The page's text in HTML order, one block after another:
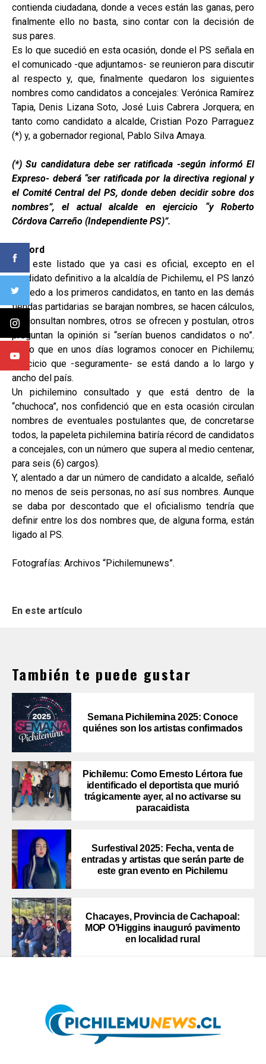
contienda ciudadana, donde a veces están las ganas, pero
finalmente ello no basta, sino contar con la decisión de
sus pares.
Es lo que sucedió en esta ocasión, donde el PS señala en
el comunicado -que adjuntamos- se reunieron para discutir
al respecto y, que, finalmente quedaron los siguientes
nombres como candidatos a concejales: Verónica Ramírez
Tapia, Denis Lizana Soto, José Luis Cabrera Jorquera; en
tanto como candidato a alcalde, Cristian Pozo Parraguez
(*) y, a gobernador regional, Pablo Silva Amaya.
(*) Su candidatura debe ser ratificada -según informó El
Expreso- deberá “ser ratificada por la directiva regional y
el Comité Central del PS, donde deben decidir sobre dos
nombres”, el actual alcalde en ejercicio “y Roberto
Córdova Carreño (Independiente PS)”.
Récord
Con este listado que ya casi es oficial, excepto en el
candidato definitivo a la alcaldía de Pichilemu, el PS lanzó
al ruedo a los primeros candidatos, en tanto en las demás
tiendas partidarias se barajan nombres, se hacen cálculos,
se consultan nombres, otros se ofrecen y postulan, otros
preguntan la opinión si “serían buenos candidatos o no”.
Es lo que en unos días logramos conocer en Pichilemu;
ejercicio que -seguramente- se está dando a lo largo y
ancho del país.
Un pichilemino consultado y que está dentro de la
“chuchoca”, nos confidenció que en esta ocasión circulan
nombres de eventuales postulantes que, de concretarse
todos, la papeleta pichilemina batiría récord de candidatos
a concejales, con un número que supera al medio centenar,
para seis (6) cargos).
Y, alentado a dar un número de candidato a alcalde, señaló
no menos de seis personas, no así sus nombres. Aunque
se daba por descontado que el oficialismo tendría que
definir entre los dos nombres que, de alguna forma, están
ligado al PS.
Fotografías: Archivos “Pichilemunews”.
En este artículo
También te puede gustar
Semana Pichilemina 2025: Conoce
quiénes son los artistas confirmados
Pichilemu: Como Ernesto Lértora fue
identificado el deportista que murió
trágicamente ayer, al no activarse su
paracaidista
Surfestival 2025: Fecha, venta de
entradas y artistas que serán parte de
este gran evento en Pichilemu
Chacayes, Provincia de Cachapoal:
MOP O’Higgins inauguró pavimento
en localidad rural